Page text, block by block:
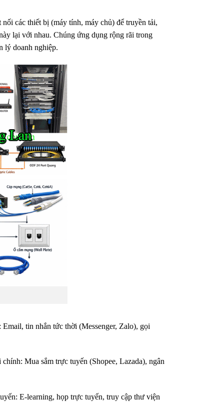
nối các thiết bị (máy tính, máy chủ) để truyền tải,
lại với nhau. Chúng ứng dụng rộng rãi trong
lý doanh nghiệp.
tin nhắn tức thời (Messenger, Zalo), gọi
Mua sắm trực tuyến (Shopee, Lazada), ngân
E-learning, họp trực tuyến, truy cập thư viện